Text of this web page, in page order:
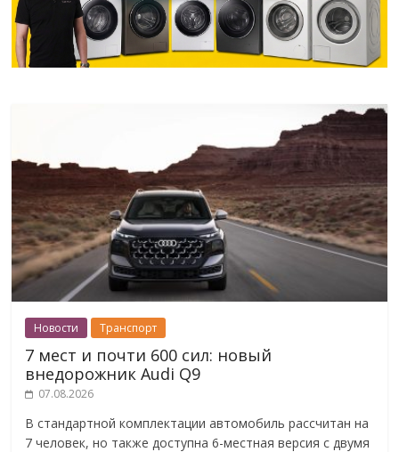
Новости Транспорт
7 мест и почти 600 сил: новый
внедорожник Audi Q9
07.08.2026
В стандартной комплектации автомобиль рассчитан на
7 человек, но также доступна 6-местная версия с двумя